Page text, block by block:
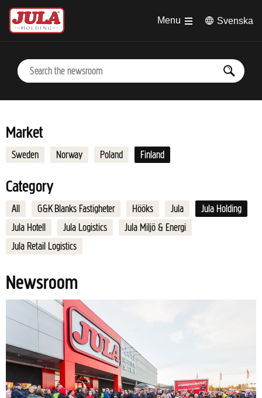
Jump to main content
Menu
Svenska
Market
Sweden Norway Poland Finland
Category
All G&K Blanks Fastigheter Hööks Jula
Jula Holding
Jula Hotell
Jula Logistics
Jula Miljö & Energi
Jula Retail Logistics
Newsroom